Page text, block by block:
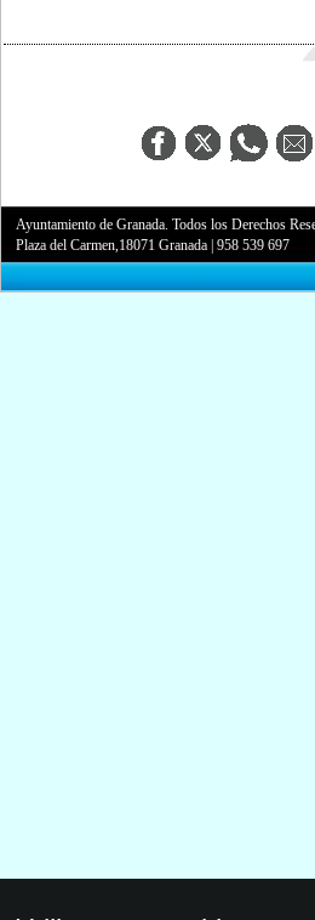
Ayuntamiento de Granada. Todos los Derechos
Plaza del Carmen,18071 Granada |958 539 697